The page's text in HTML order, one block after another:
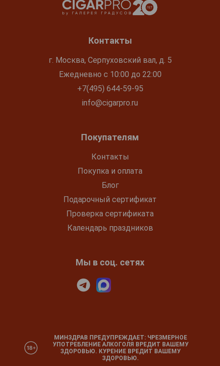
Контакты
г. Москва, Серпуховский вал, д. 5
Ежедневно с 10:00 до 22:00
+7(495) 644-59-95
info@cigarpro.ru
Покупателям
Контакты
Покупка и оплата
Блог
Подарочный сертификат
Проверка сертификата
Календарь праздников
Мы в соц. сетях
МИНЗДРАВ ПРЕДУПРЕЖДАЕТ: ЧРЕЗМЕРНОЕ
УПОТРЕБЛЕНИЕ АЛКОГОЛЯ ВРЕДИТ ВАШЕМУ
ЗДОРОВЬЮ. КУРЕНИЕ ВРЕДИТ ВАШЕМУ
ЗДОРОВЬЮ.